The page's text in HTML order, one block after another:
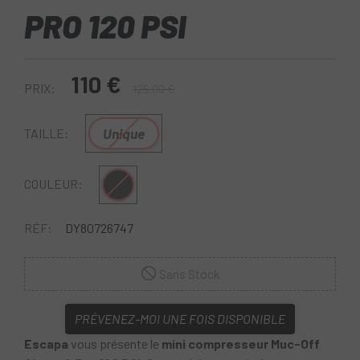
PRO 120 PSI
PRIX: 110 €
TAILLE: Unique
COULEUR: Noir
RÉF: DY80726747
PRÉVENEZ-MOI UNE FOIS DISPONIBLE
Escapa vous présente le mini compresseur Muc-Off